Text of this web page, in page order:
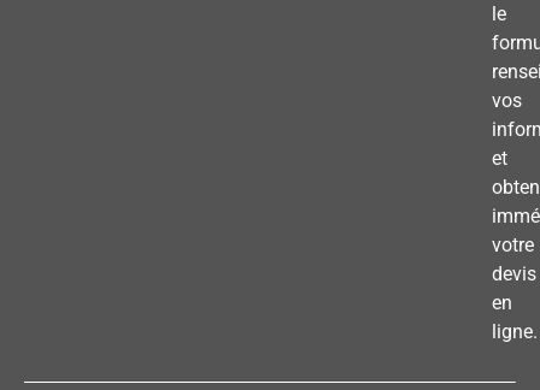
le
vos
et
votre
devis
en
ligne.